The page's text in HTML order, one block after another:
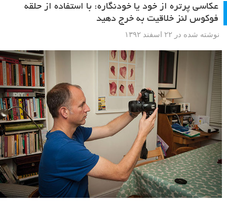
همانطور که می‌دانید قابلیت Live View (نمای زنده) دوربین‌های DSLR عکس
را پیش از گرفته شدن به شما نشان می‌دهد. با روشن کردن این قابلیت،
آیینه‌ای که عکس را بر منظره یاب (visor) انعکاس می‌داد از کار می‌افتد و در
عوض عکس بر LCD دوربین شما نمایش می‌یابد. در ادامه این مطلب لنزک
به باید ها و نباید های استفاده از نمای زنده (Live view) می پردازیم.
ادامه مطلب
عکاسی پرتره از خود یا خودنگاره: با استفاده از حلقه
فوکوس لنز خلاقیت به خرج دهید
نوشته شده در ۲۲ اسفند ۱۳۹۲